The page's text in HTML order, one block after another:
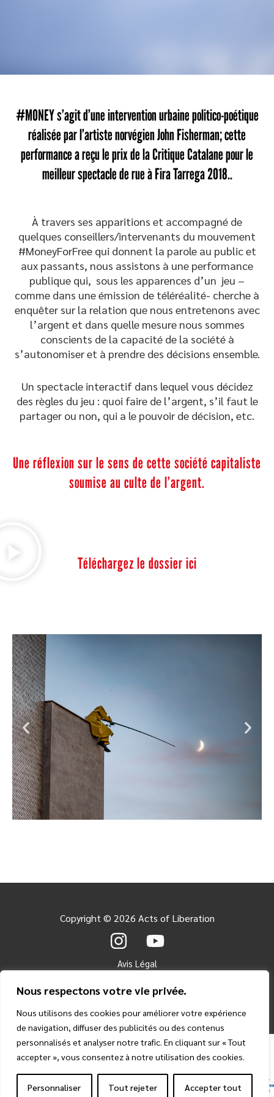
Nous respectons votre vie privée.
Nous utilisons des cookies pour améliorer votre expérience
de navigation, diffuser des publicités ou des contenus
personnalisés et analyser notre trafic. En cliquant sur « Tout
accepter », vous consentez à notre utilisation des cookies.
Personnaliser Tout rejeter Accepter tout
#MONEY s’agit d’une intervention urbaine politico-poétique
réalisée par l’artiste norvégien John Fisherman; cette
performance a reçu le prix de la Critique Catalane pour le
meilleur spectacle de rue à Fira Tarrega 2018..
À travers ses apparitions et accompagné de
quelques conseillers/intervenants du mouvement
#MoneyForFree qui donnent la parole au public et
aux passants, nous assistons à une performance
publique qui, sous les apparences d’un jeu –
comme dans une émission de téléréalité- cherche à
enquêter sur la relation que nous entretenons avec
l’argent et dans quelle mesure nous sommes
conscients de la capacité de la société à
s’autonomiser et à prendre des décisions ensemble.
Un spectacle interactif dans lequel vous décidez
des règles du jeu : quoi faire de l’argent, s’il faut le
partager ou non, qui a le pouvoir de décision, etc.
Une réflexion sur le sens de cette société capitaliste
soumise au culte de l’argent.
Téléchargez le dossier ici
Copyright © 2026 Acts of Liberation
Avis Légal
Politique de confidentialité